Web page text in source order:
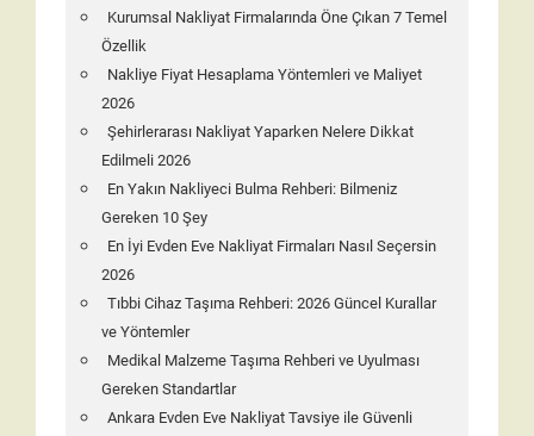
Kurumsal Nakliyat Firmalarında Öne Çıkan 7 Temel
Özellik
Nakliye Fiyat Hesaplama Yöntemleri ve Maliyet
2026
Şehirlerarası Nakliyat Yaparken Nelere Dikkat
Edilmeli 2026
En Yakın Nakliyeci Bulma Rehberi: Bilmeniz
Gereken 10 Şey
En İyi Evden Eve Nakliyat Firmaları Nasıl Seçersin
2026
Tıbbi Cihaz Taşıma Rehberi: 2026 Güncel Kurallar
ve Yöntemler
Medikal Malzeme Taşıma Rehberi ve Uyulması
Gereken Standartlar
Ankara Evden Eve Nakliyat Tavsiye ile Güvenli